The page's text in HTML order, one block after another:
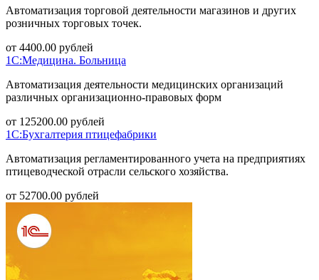
Автоматизация торговой деятельности магазинов и других
розничных торговых точек.
от 4400.00 рублей
1С:Медицина. Больница
Автоматизация деятельности медицинских организаций
различных организационно-правовых форм
от 125200.00 рублей
1С:Бухгалтерия птицефабрики
Автоматизация регламентированного учета на предприятиях
птицеводческой отрасли сельского хозяйства.
от 52700.00 рублей